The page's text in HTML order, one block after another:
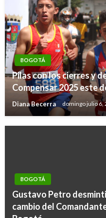
BOGOTÁ
Pilas con los cierres y
Compensar 2025 este
Diana Becerra domingo julio 6,
BOGOTÁ
Gustavo Petro
cambio del